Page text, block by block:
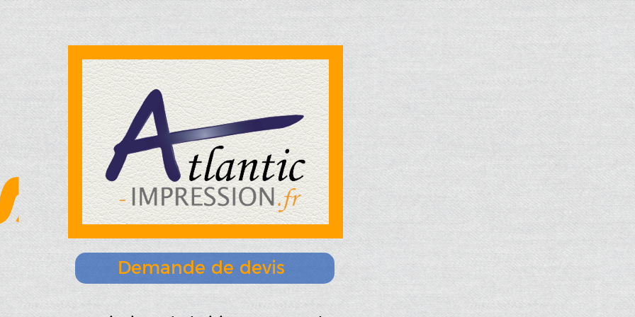
Demande de devis